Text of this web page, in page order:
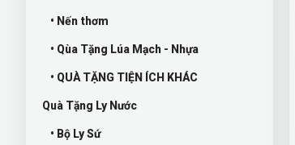
• Nến thơm
• Qùa Tặng Lúa Mạch - Nhựa
• QUÀ TẶNG TIỆN ÍCH KHÁC
Quà Tặng Ly Nước
• Bộ Ly Sứ